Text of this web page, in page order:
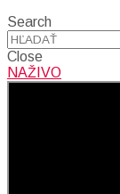
Search
Close
NAŽIVO